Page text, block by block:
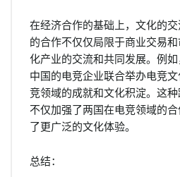
在经济合作的基础上，文化的
的合作不仅仅局限于商业交易
化产业的交流和共同发展。例
中国的电竞企业联合举办电竞
竞领域的成就和文化积淀。这种
不仅加强了两国在电竞领域的
了更广泛的文化体验。
总结：